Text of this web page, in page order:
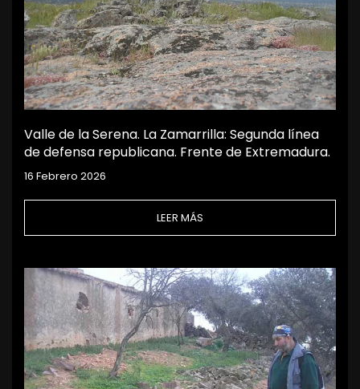
Valle de la Serena. La Zamarrilla: Segunda línea
de defensa republicana. Frente de Extremadura.
16 Febrero 2026
LEER MÁS